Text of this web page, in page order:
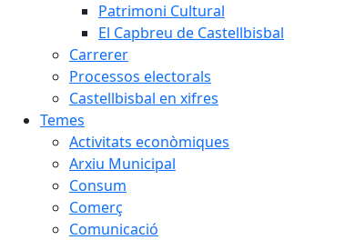
Patrimoni Cultural
El Capbreu de Castellbisbal
Carrerer
Processos electorals
Castellbisbal en xifres
Temes
Activitats econòmiques
Arxiu Municipal
Consum
Comerç
Comunicació